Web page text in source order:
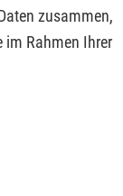
zusammen,
im Rahmen Ihrer
für